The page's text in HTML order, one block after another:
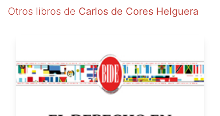
Otros libros de Carlos de Cores Helguera